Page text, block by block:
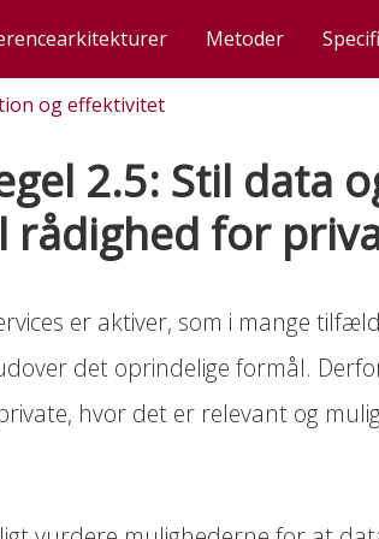
Metoder
og effektivitet
2.5: Stil data
rådighed for
er aktiver, som i mange
det oprindelige formål.
hvor det er relevant og